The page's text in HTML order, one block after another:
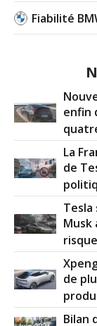
Fiabilité
enfin
La
de
Tesla
de
Bilan